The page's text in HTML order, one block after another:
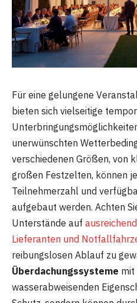
Für eine gelungene
bieten sich vielseitige
unerwünschten
verschiedenen Größen, von
großen Festzelten, können
Teilnehmerzahl und
aufgebaut werden. Achten
Unterstände auf
Lieferanten und
reibungslosen Ablauf zu
Überdachungssysteme mit
wasserabweisenden